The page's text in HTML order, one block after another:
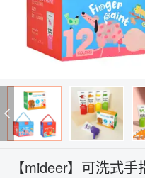
【mideer】可洗式